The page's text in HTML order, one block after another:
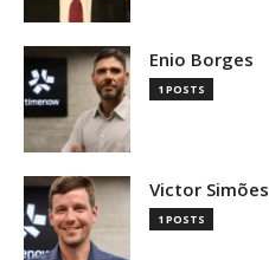
Enio Borges
1 POSTS
Victor Simões
1 POSTS